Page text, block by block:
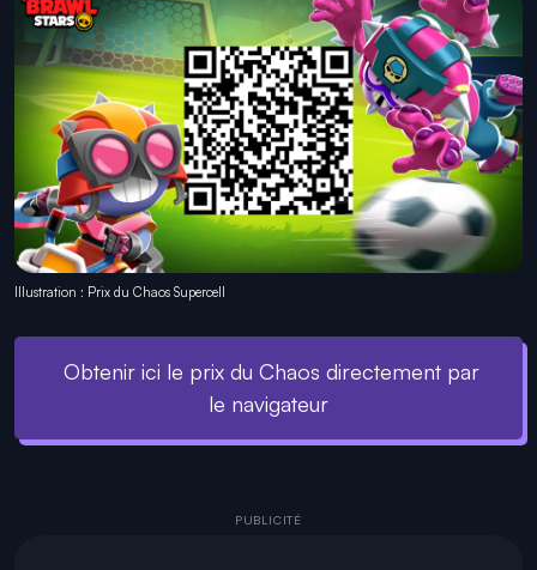
Illustration : Prix du Chaos Supercell
Obtenir ici le prix du Chaos directement par
le navigateur